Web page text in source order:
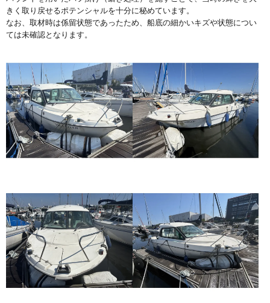
きく取り戻せるポテンシャルを十分に秘めています。
なお、取材時は係留状態であったため、船底の細かいキズや状態につい
ては未確認となります。